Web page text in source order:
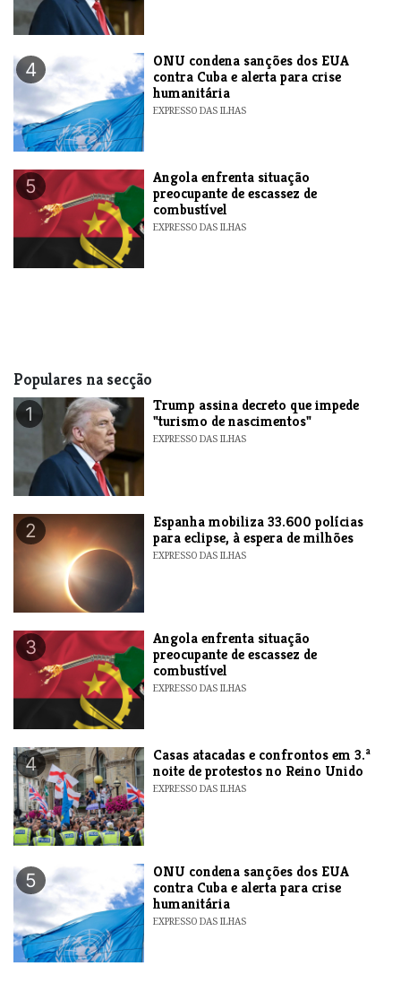
4
ONU condena sanções dos EUA
contra Cuba e alerta para crise
humanitária
EXPRESSO DAS ILHAS
5
Angola enfrenta situação
preocupante de escassez de
combustível
EXPRESSO DAS ILHAS
Populares na secção
1
Trump assina decreto que impede
"turismo de nascimentos"
EXPRESSO DAS ILHAS
2
Espanha mobiliza 33.600 polícias
para eclipse, à espera de milhões
EXPRESSO DAS ILHAS
3
Angola enfrenta situação
preocupante de escassez de
combustível
EXPRESSO DAS ILHAS
4
Casas atacadas e confrontos em 3.ª
noite de protestos no Reino Unido
EXPRESSO DAS ILHAS
5
ONU condena sanções dos EUA
contra Cuba e alerta para crise
humanitária
EXPRESSO DAS ILHAS